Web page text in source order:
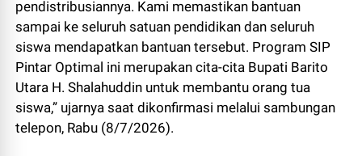
pendistribusiannya. Kami memastikan bantuan
sampai ke seluruh satuan pendidikan dan seluruh
siswa mendapatkan bantuan tersebut. Program SIP
Pintar Optimal ini merupakan cita-cita Bupati Barito
Utara H. Shalahuddin untuk membantu orang tua
siswa,” ujarnya saat dikonfirmasi melalui sambungan
telepon, Rabu (8/7/2026).